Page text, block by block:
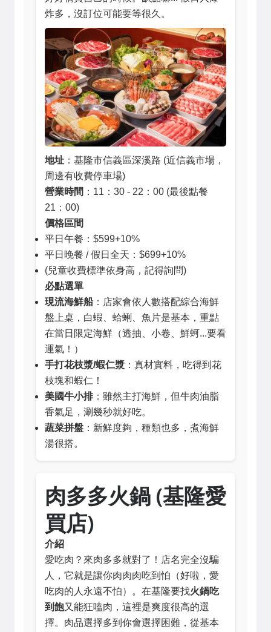
炸多，沒訂位可能要等很久。
地址 ：基隆市信義區深溪路 (近信義市場，
周邊有收費停車場)
營業時間 ：11：30 - 22：00 (最後點餐
21：00)
價格區間
平日午餐：$599+10%
平日晚餐 / 假日全天：$699+10%
(兒童收費標準依身高，記得詢問)
必點選單
現流海鮮船：店家會依人數搭配綜合海鮮
盤上桌，白蝦、蛤蜊、魚片是基本，重點
在當日限定海鮮（透抽、小卷、鮮蚵...要看
運氣！）
手打花枝漿/蝦仁漿 ：真材實料，吃得到花
枝塊和蝦仁！
美國牛小排：雖然主打海鮮，但牛肉油脂
香氣足，涮幾秒就好吃。
蔬菜拼盤 ：新鮮度夠，種類也多，煮海鮮
湯很搭。
肉多多火鍋 (基隆愛
買店)
介紹
愛吃肉？來肉多多就對了！店名完全沒騙
人，它就是讓你肉肉肉吃到怕（好啦，愛
吃肉的人永遠不怕）。在基隆要找火鍋吃
到飽又能狂嗑肉，這裡是爽度很高的選
擇。肉品選擇多到你會選擇困難，從基本